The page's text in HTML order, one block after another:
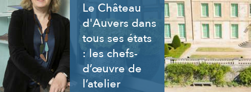
Le Château
d'Auvers dans
tous ses états
: les chefs-
d’œuvre de
l’atelier